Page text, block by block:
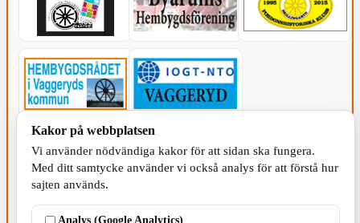
KOMMUNEN
Kakor på webbplatsen
Vi använder nödvändiga kakor för att sidan ska fungera.
Med ditt samtycke använder vi också analys för att förstå hur
sajten används.
Analys (Google Analytics)